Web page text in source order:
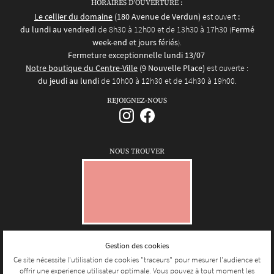
HORAIRES D'OUVERTURE :
Le cellier du domaine (180 Avenue de Verdun) est ouvert :
du lundi au vendredide 8h30 à 12h00 et de 13h30 à 17h30 (Fermé
week-end et jours fériés).
Fermeture exceptionnelle lundi 13/07
Notre boutique du Centre-Ville (9 Nouvelle Place) est ouverte :
du jeudi au lundide 10h00 à 12h30 et de 14h30 à 19h00.
REJOIGNEZ-NOUS
NOUS TROUVER
Mentions Légales
Conditions générales d'utilisation
Politique de confidentialité
Gestion des cookies
Ce site nécessite l'utilisation de cookies "traceurs" pour mesurer l'audience et
offrir une experience utilisateur optimale. Vous pouvez à tout moment les